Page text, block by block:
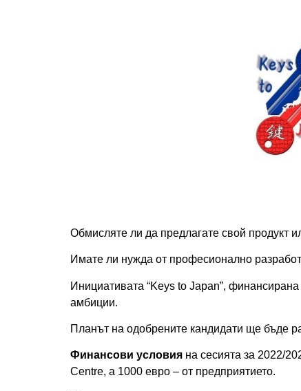
Обмисляте ли да предлагате свой продукт
Имате ли нужда от професионално
Инициативата “Keys to Japan”,
амбиции.
Планът на одобрените кандидати ще бъде
Финансови условия на сесията за 2022/
Centre, а 1000 евро – от предприятието.